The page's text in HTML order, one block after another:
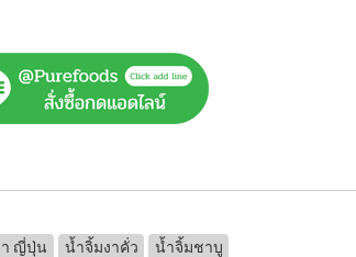
า ญี่ปุ่น น้ำจิ้มงาคั่ว น้ำจิ้มชาบู